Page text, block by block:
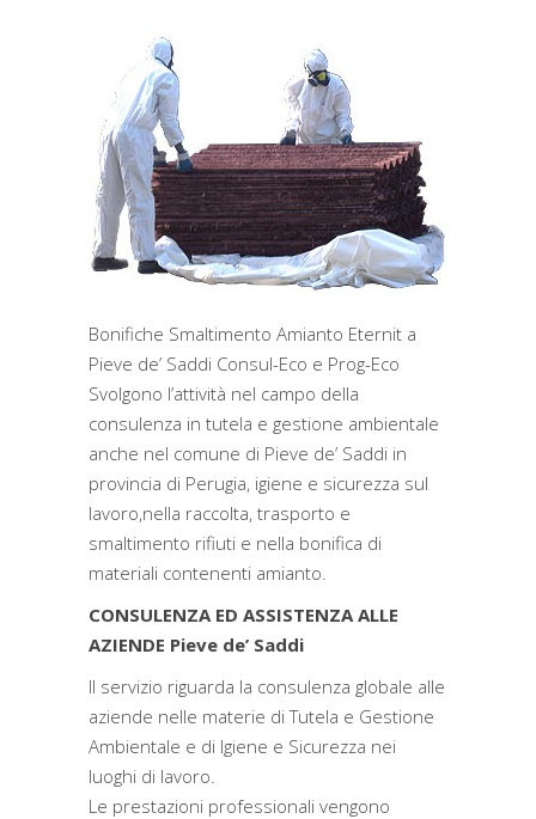
Bonifiche Smaltimento Amianto Eternit a
Pieve de’ Saddi Consul-Eco e Prog-Eco
Svolgono l’attività nel campo della
consulenza in tutela e gestione ambientale
anche nel comune di Pieve de’ Saddi in
provincia di Perugia, igiene e sicurezza sul
lavoro,nella raccolta, trasporto e
smaltimento rifiuti e nella bonifica di
materiali contenenti amianto.
CONSULENZA ED ASSISTENZA ALLE
AZIENDE Pieve de’ Saddi
Il servizio riguarda la consulenza globale alle
aziende nelle materie di Tutela e Gestione
Ambientale e di Igiene e Sicurezza nei
luoghi di lavoro.
Le prestazioni professionali vengono